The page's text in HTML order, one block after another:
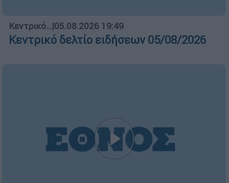
Κεντρικό...|05.08.2026 19:49
Κεντρικό δελτίο ειδήσεων 05/08/2026